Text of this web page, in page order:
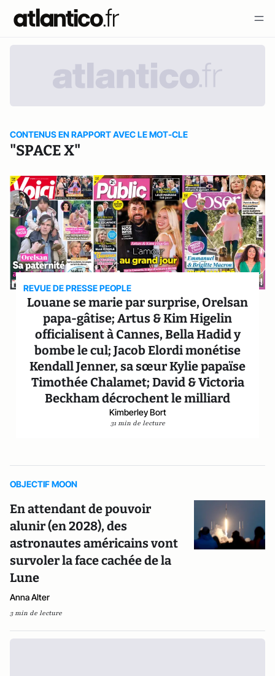
CONTENUS EN RAPPORT AVEC LE MOT-CLE
"SPACE X"
REVUE DE PRESSE PEOPLE
Louane se marie par surprise, Orelsan
papa-gâtise; Artus & Kim Higelin
officialisent à Cannes, Bella Hadid y
bombe le cul; Jacob Elordi monétise
Kendall Jenner, sa sœur Kylie papaïse
Timothée Chalamet; David & Victoria
Beckham décrochent le milliard
Kimberley Bort
31 min de lecture
OBJECTIF MOON
En attendant de pouvoir
alunir (en 2028), des
astronautes américains vont
survoler la face cachée de la
Lune
Anna Alter
3 min de lecture